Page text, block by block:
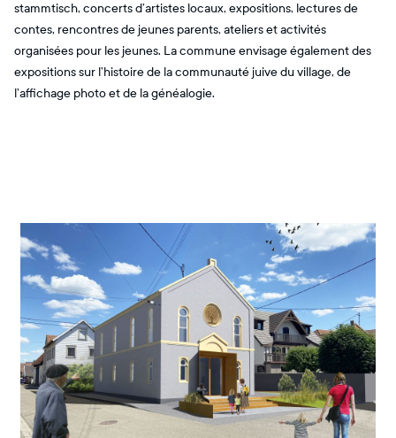
stammtisch, concerts d’artistes locaux, expositions, lectures de
contes, rencontres de jeunes parents, ateliers et activités
organisées pour les jeunes. La commune envisage également des
expositions sur l’histoire de la communauté juive du village, de
l’affichage photo et de la généalogie.